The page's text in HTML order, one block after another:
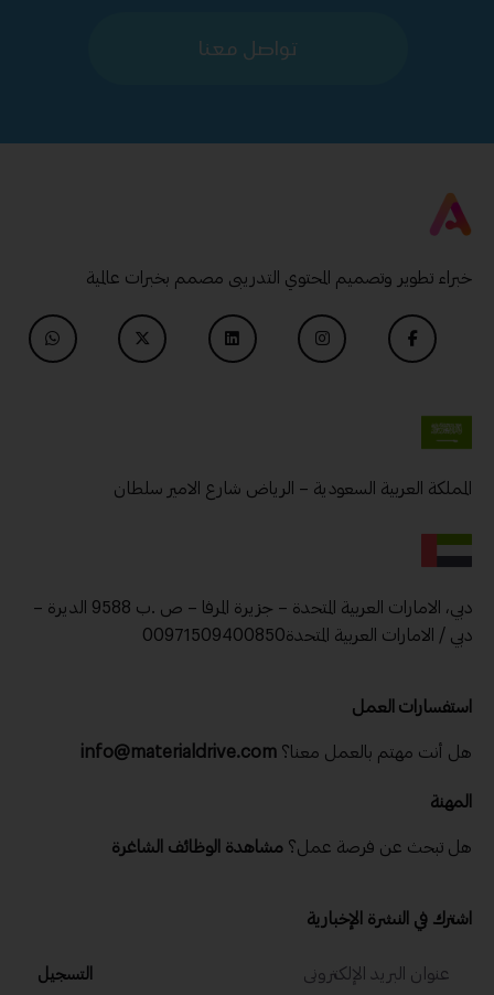
تواصل معنا
خبراء تطوير وتصميم المحتوي التدريبى مصمم بخبرات عالمية
المملكة العربية السعودية – الرياض شارع الامير سلطان
دبي، الامارات العربية المتحدة – جزيرة المرفا – ص .ب 9588 الديرة –
دبي / الامارات العربية المتحدة00971509400850
استفسارات العمل
هل أنت مهتم بالعمل معنا؟ info@materialdrive.com
المهنة
هل تبحث عن فرصة عمل؟ مشاهدة الوظائف الشاغرة
اشترك في النشرة الإخبارية
التسجيل رقم الجوال